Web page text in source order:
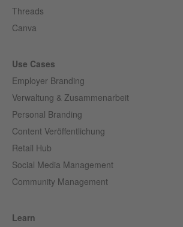
Threads
Canva
Use Cases
Employer Branding
Verwaltung & Zusammenarbeit
Personal Branding
Content Veröffentlichung
Retail Hub
Social Media Management
Community Management
Learn